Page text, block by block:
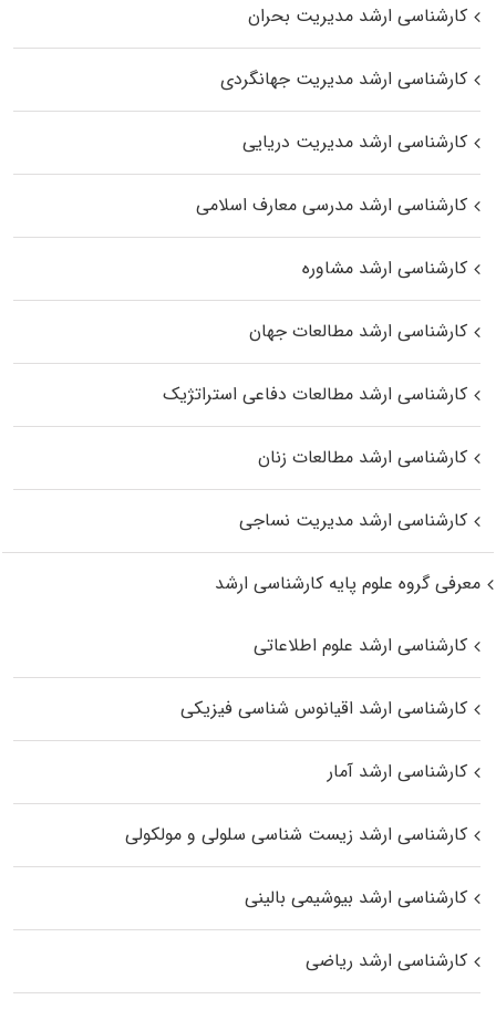
کارشناسی ارشد مدیریت بحران
کارشناسی ارشد مدیریت جهانگردی
کارشناسی ارشد مدیریت دریایی
کارشناسی ارشد مدرسی معارف اسلامی
کارشناسی ارشد مشاوره
کارشناسی ارشد مطالعات جهان
کارشناسی ارشد مطالعات دفاعی استراتژیک
کارشناسی ارشد مطالعات زنان
کارشناسی ارشد مدیریت نساجی
معرفی گروه علوم پایه کارشناسی ارشد
کارشناسی ارشد علوم اطلاعاتی
کارشناسی ارشد اقیانوس‌ شناسی فیزیکی
کارشناسی ارشد آمار
کارشناسی ارشد زیست شناسی سلولی و مولکولی
کارشناسی ارشد بیوشیمی بالینی
کارشناسی ارشد ریاضی